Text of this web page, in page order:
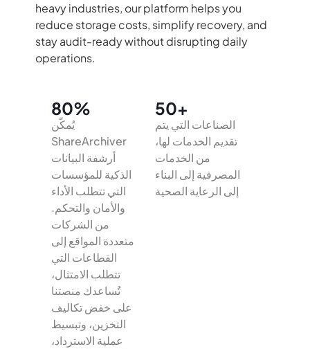
heavy industries, our platform helps you
reduce storage costs, simplify recovery, and
stay audit-ready without disrupting daily
operations.
80%
يُمكّن
ShareArchiver
أرشفة البيانات
الذكية للمؤسسات
التي تتطلب الأداء
والأمان والتحكم.
من الشركات
متعددة المواقع إلى
القطاعات التي
تتطلب الامتثال،
تُساعدك منصتنا
على خفض تكاليف
التخزين، وتبسيط
عملية الاسترداد،
50+
الصناعات التي يتم
تقديم الخدمات لها،
من الخدمات
المصرفية إلى البناء
إلى الرعاية الصحية